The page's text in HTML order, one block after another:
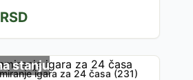
RSD
stanju
igara za 24 časa (231)